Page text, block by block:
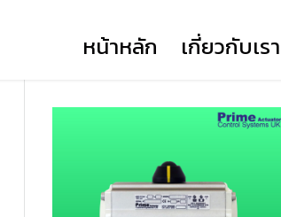
หน้าหลัก เกี่ยวกับเรา